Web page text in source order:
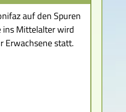
auf den Spuren
ins Mittelalter wird
Erwachsene statt.